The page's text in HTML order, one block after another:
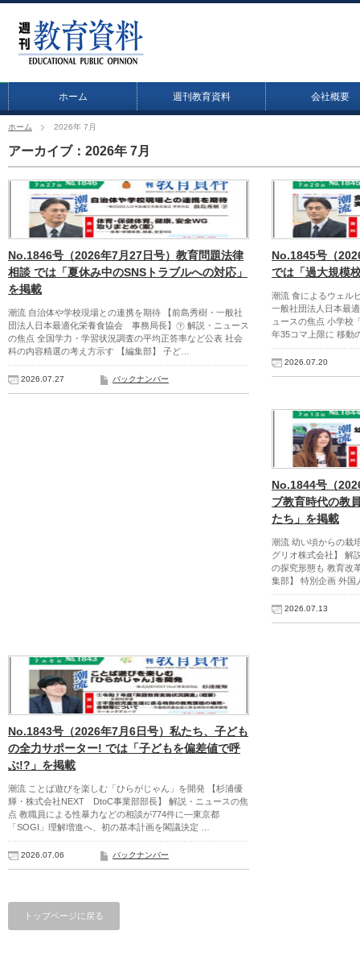
ホーム 週刊教育資料 会社概要
ホーム 2026年 7月
アーカイブ：2026年 7月
No.1846号（2026年7月27日号）教育問題法律
相談 では「夏休み中のSNSトラブルへの対応」
を掲載
潮流 自治体や学校現場との連携を期待 【前島秀樹・一般社
団法人日本最適化栄養食協会 事務局長】㊦ 解説・ニュース
の焦点 全国学力・学習状況調査の平均正答率など公表 社会
科の内容精選の考え方示す 【編集部】 子ど…
2026.07.27 バックナンバー
No.1845号（
では「過大規模
潮流 食によるウェル
一般社団法人日本最
ュースの焦点 小学校
年35コマ上限に 移動
2026.07.20
No.1844号（
ブ教育時代の教
たち」を掲載
潮流 幼い頃からの栽
グリオ株式会社】 解
の探究形態も 教育改
集部】 特別企画 外
2026.07.13
No.1843号（2026年7月6日号）私たち、子ども
の全力サポーター! では「子どもを偏差値で呼
ぶ!?」を掲載
潮流 ことば遊びを楽しむ「ひらがじゃん」を開発 【杉浦優
輝・株式会社NEXT DtoC事業部部長】 解説・ニュースの焦
点 教職員による性暴力などの相談が774件に―東京都
「SOGI」理解増進へ、初の基本計画を閣議決定 …
2026.07.06 バックナンバー
トップページに戻る